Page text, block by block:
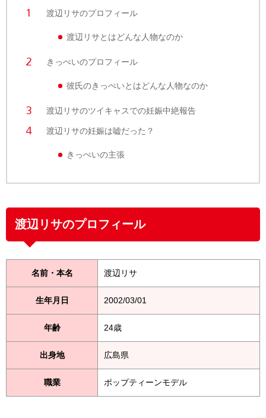
渡辺リサのプロフィール
渡辺リサとはどんな人物なのか
きっぺいのプロフィール
彼氏のきっぺいとはどんな人物なのか
渡辺リサのツイキャスでの妊娠中絶報告
渡辺リサの妊娠は嘘だった？
きっぺいの主張
渡辺リサのプロフィール
名前・本名 渡辺リサ
生年月日 2002/03/01
年齢 24歳
出身地 広島県
職業 ポップティーンモデル